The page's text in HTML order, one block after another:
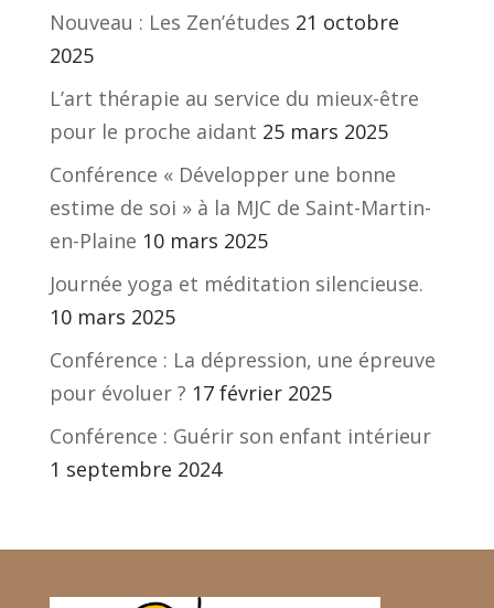
Nouveau : Les Zen’études 21 octobre
2025
L’art thérapie au service du mieux-être
pour le proche aidant 25 mars 2025
Conférence « Développer une bonne
estime de soi » à la MJC de Saint-Martin-
en-Plaine 10 mars 2025
Journée yoga et méditation silencieuse.
10 mars 2025
Conférence : La dépression, une épreuve
pour évoluer ? 17 février 2025
Conférence : Guérir son enfant intérieur
1 septembre 2024